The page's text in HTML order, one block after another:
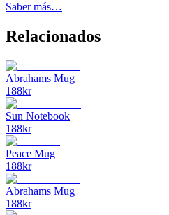
Saber más…
Relacionados
Abrahams Mug
188kr
Sun Notebook
188kr
Peace Mug
188kr
Abrahams Mug
188kr